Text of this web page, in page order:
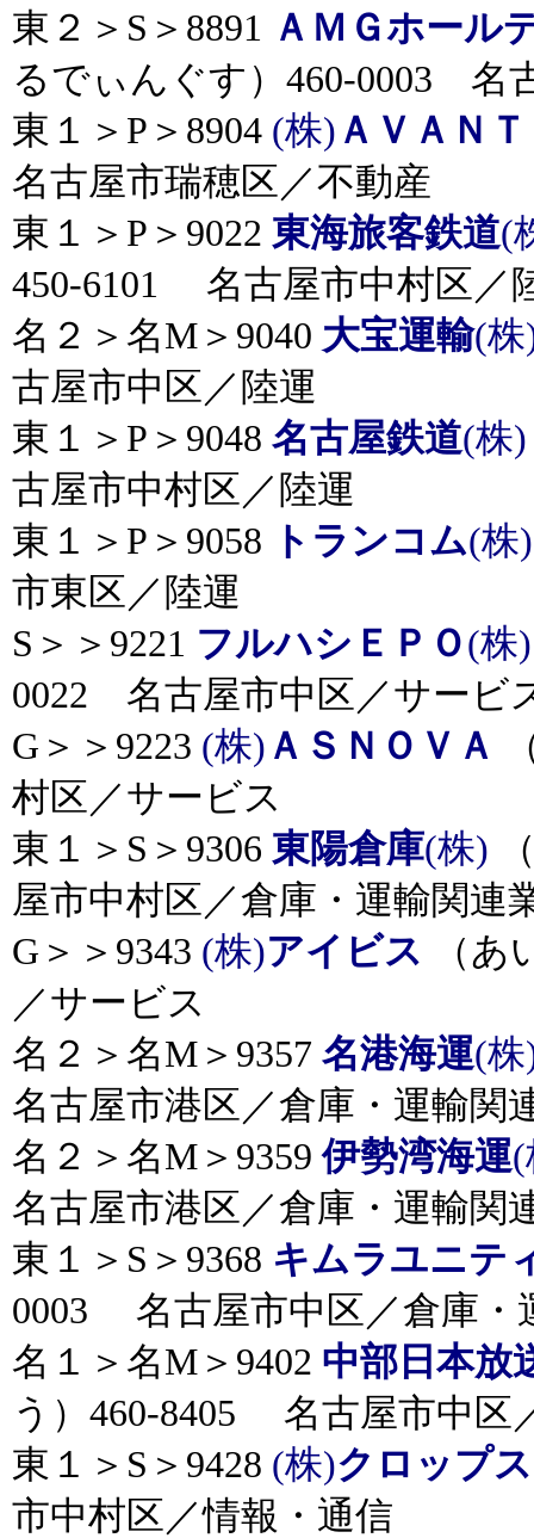
東２＞S＞8891 ＡＭＧホール
るでぃんぐす）460-0003 名
東１＞P＞8904 (株) ＡＶＡＮ
名古屋市瑞穂区／不動産
東１＞P＞9022 東海旅客鉄道(
450-6101 名古屋市中村区／
名２＞名M＞9040 大宝運輸(株
古屋市中区／陸運
東１＞P＞9048 名古屋鉄道(株)
古屋市中村区／陸運
東１＞P＞9058
トランコム(株)
市東区／陸運
S＞＞9221 フルハシＥＰＯ(株)
0022 名古屋市中区／サービ
G＞＞9223 (株) ＡＳＮＯＶＡ
村区／サービス
東１＞S＞9306 東陽倉庫(株)
屋市中村区／倉庫・運輸関連
G＞＞9343 (株)アイビス （あ
／サービス
名２＞名M＞9357 名港海運(
名古屋市港区／倉庫・運輸関
名２＞名M＞9359伊勢湾海運(
名古屋市港区／倉庫・運輸関
東１＞S＞9368 キムラユニテ
0003 名古屋市中区／倉庫・
名１＞名M＞9402 中部日本放
う）460-8405 名古屋市中区
東１＞S＞9428 (株)クロップス
市中村区／情報・通信